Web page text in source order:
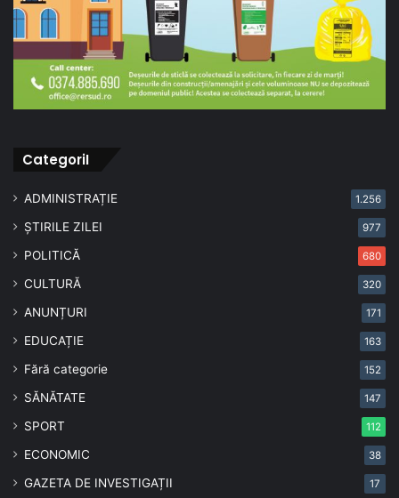
CategoriI
ADMINISTRAȚIE 1.256
ȘTIRILE ZILEI 977
POLITICĂ 680
CULTURĂ 320
ANUNȚURI 171
EDUCAȚIE 163
Fără categorie 152
SĂNĂTATE 147
SPORT 112
ECONOMIC 38
GAZETA DE INVESTIGAȚII 17